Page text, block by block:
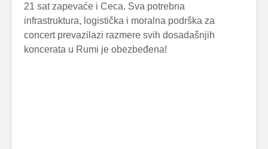
21 sat zapevaće i Ceca. Sva potrebna
infrastruktura, logistička i moralna podrška za
concert prevazilazi razmere svih dosadašnjih
koncerata u Rumi je obezbeđena!